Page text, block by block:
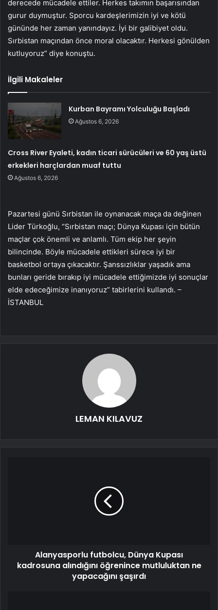
derecede mücadele ettiler. Herkes takımın başarısından
gurur duymuştur. Sporcu kardeşlerimizin iyi ve kötü
gününde her zaman yanındayız. İyi bir galibiyet oldu.
Sırbistan maçından önce moral olacaktır. Herkesi gönülden
kutluyoruz” diye konuştu.
İlgili Makaleler
Kurban Bayramı Yolculuğu Başladı
Ağustos 6, 2026
Cross River Eyaleti, kadın ticari sürücüleri ve 60 yaş üstü
erkekleri harçlardan muaf tuttu
Ağustos 6, 2026
Pazartesi günü Sırbistan ile oynanacak maça da değinen
Lider Türkoğlu, “Sırbistan maçı; Dünya Kupası için bütün
maçlar çok önemli ve anlamlı. Tüm ekip her şeyin
bilincinde. Böyle mücadele ettikleri sürece iyi bir
basketbol ortaya çıkacaktır. Şanssızlıklar yaşadık ama
bunları geride bırakıp iyi mücadele ettiğimizde iyi sonuçlar
elde edeceğimize inanıyoruz” tabirlerini kullandı. –
İSTANBUL
LEMAN KILAVUZ
Alanyasporlu futbolcu, Dünya Kupası
kadrosuna alındığını öğrenince mutluluktan ne
yapacağını şaşırdı